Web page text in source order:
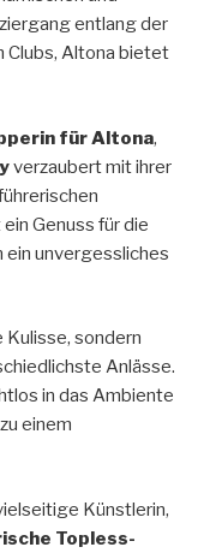
entlang der
Clubs, Altona bietet
für Altona,
verzaubert mit ihrer
Genuss für die
ein unvergessliches
sondern
Anlässe.
in das Ambiente
einem
Künstlerin,
Topless-